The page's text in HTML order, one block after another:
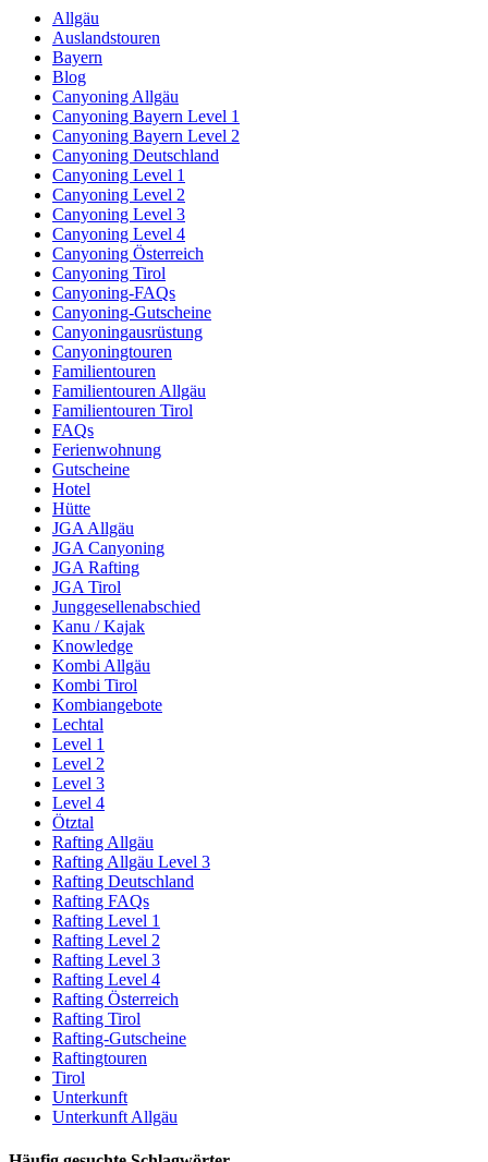
Allgäu
Auslandstouren
Bayern
Blog
Canyoning Allgäu
Canyoning Bayern Level 1
Canyoning Bayern Level 2
Canyoning Deutschland
Canyoning Level 1
Canyoning Level 2
Canyoning Level 3
Canyoning Level 4
Canyoning Österreich
Canyoning Tirol
Canyoning-FAQs
Canyoning-Gutscheine
Canyoningausrüstung
Canyoningtouren
Familientouren
Familientouren Allgäu
Familientouren Tirol
FAQs
Ferienwohnung
Gutscheine
Hotel
Hütte
JGA Allgäu
JGA Canyoning
JGA Rafting
JGA Tirol
Junggesellenabschied
Kanu / Kajak
Knowledge
Kombi Allgäu
Kombi Tirol
Kombiangebote
Lechtal
Level 1
Level 2
Level 3
Level 4
Ötztal
Rafting Allgäu
Rafting Allgäu Level 3
Rafting Deutschland
Rafting FAQs
Rafting Level 1
Rafting Level 2
Rafting Level 3
Rafting Level 4
Rafting Österreich
Rafting Tirol
Rafting-Gutscheine
Raftingtouren
Tirol
Unterkunft
Unterkunft Allgäu